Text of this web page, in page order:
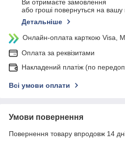
Ви отримаєте замовлення
або гроші повернуться на вашу
Детальніше
Онлайн-оплата карткою Visa,
Оплата за реквізитами
Накладений платіж (по
Всі умови оплати
Умови повернення
Повернення товару впродовж 14